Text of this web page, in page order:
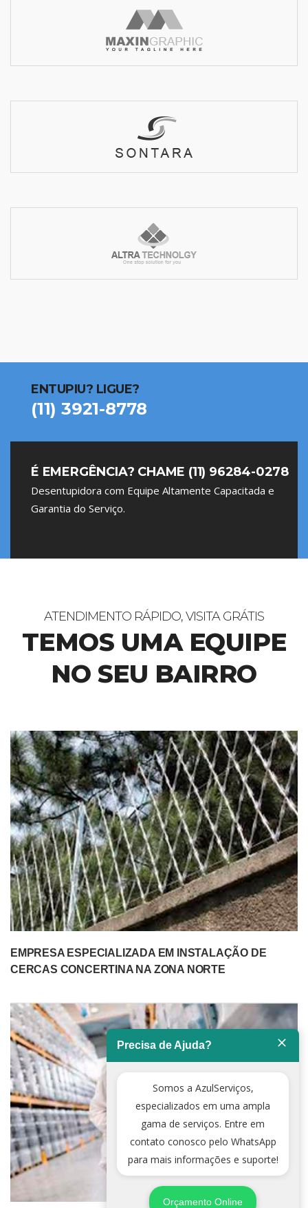
ENTUPIU? LIGUE?
(11) 3921-8778
É EMERGÊNCIA? CHAME (11) 96284-0278
Desentupidora com Equipe Altamente Capacitada e
Garantia do Serviço.
ATENDIMENTO RÁPIDO, VISITA GRÁTIS
TEMOS UMA EQUIPE
NO SEU BAIRRO
EMPRESA ESPECIALIZADA EM INSTALAÇÃO DE
CERCAS CONCERTINA NA ZONA NORTE
Precisa de Ajuda?
Somos a AzulServiços,
especializados em uma ampla
gama de serviços. Entre em
contato conosco pelo WhatsApp
para mais informações e suporte!
Orçamento Online